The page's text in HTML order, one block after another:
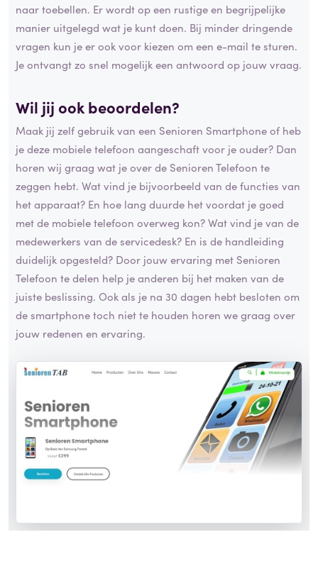
naar toebellen. Er wordt op een rustige en begrijpelijke
manier uitgelegd wat je kunt doen. Bij minder dringende
vragen kun je er ook voor kiezen om een e-mail te sturen.
Je ontvangt zo snel mogelijk een antwoord op jouw vraag.
Wil jij ook beoordelen?
Maak jij zelf gebruik van een Senioren Smartphone of heb
je deze mobiele telefoon aangeschaft voor je ouder? Dan
horen wij graag wat je over de Senioren Telefoon te
zeggen hebt. Wat vind je bijvoorbeeld van de functies van
het apparaat? En hoe lang duurde het voordat je goed
met de mobiele telefoon overweg kon? Wat vind je van de
medewerkers van de servicedesk? En is de handleiding
duidelijk opgesteld? Door jouw ervaring met Senioren
Telefoon te delen help je anderen bij het maken van de
juiste beslissing. Ook als je na 30 dagen hebt besloten om
de smartphone toch niet te houden horen we graag over
jouw redenen en ervaring.